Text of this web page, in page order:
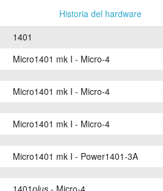
Historia del hardware
1401
Micro1401 mk I - Micro-4
Micro1401 mk I - Micro-4
Micro1401 mk I - Micro-4
Micro1401 mk I - Power1401-3A
1401plus - Micro-4